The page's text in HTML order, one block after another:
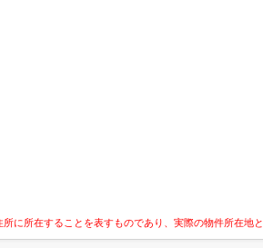
に所在することを表すものであり、実際の物件所在地